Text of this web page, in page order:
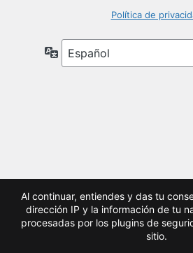
Política de
Idioma
Al continuar, entiendes y das tu
dirección IP y la información de tu
procesadas por los plugins de
sitio.